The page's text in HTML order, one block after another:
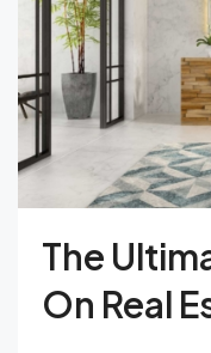
The
On Real